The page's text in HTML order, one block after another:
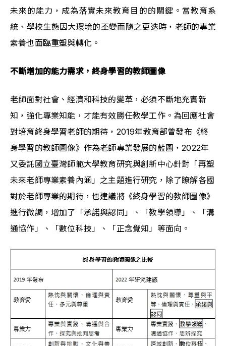
未來的能力，成為落實未來教育目的的關鍵。當教育系
統、學校生態因大環境的丕變而隨之更迭時，老師的專業
素養也面臨重塑與轉化。
不斷增加的能力需求，終身學習的教師圖像
老師面對社會、經濟和科技的變革，必須不斷地充實新
知，強化專業知能，才能有效勝任教學工作。為回應社會
對培育終身學習老師的期待，2019年教育部曾發布《終
身學習的教師圖像》作為老師專業發展的藍圖，2022年
又委託國立臺灣師範大學教育研究與創新中心針對「再塑
未來老師專業素養內涵」之主題進行研究，除了瞭解各國
對於老師專業的期待，也建議將《終身學習的教師圖像》
進行微調，增加了「承諾與認同」、「教學領導」、「溝
通協作」、「數位科技」、「正念覺知」等面向。